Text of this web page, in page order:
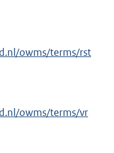
owms/terms/rst
owms/terms/vr